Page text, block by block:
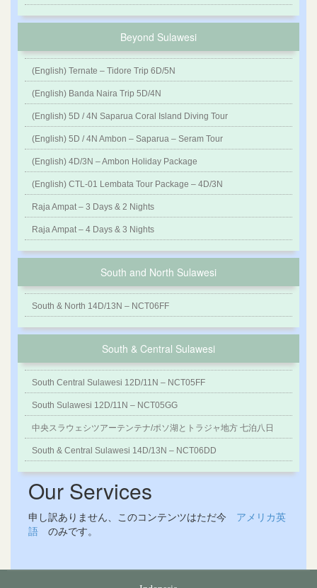
Beyond Sulawesi
(English) Ternate – Tidore Trip 6D/5N
(English) Banda Naira Trip 5D/4N
(English) 5D / 4N Saparua Coral Island Diving Tour
(English) 5D / 4N Ambon – Saparua – Seram Tour
(English) 4D/3N – Ambon Holiday Package
(English) CTL-01 Lembata Tour Package – 4D/3N
Raja Ampat – 3 Days & 2 Nights
Raja Ampat – 4 Days & 3 Nights
South and North Sulawesi
South & North 14D/13N – NCT06FF
South & Central Sulawesi
South Central Sulawesi 12D/11N – NCT05FF
South Sulawesi 12D/11N – NCT05GG
中央スラウェシツアーテンテナ/ポソ湖とトラジャ地方 七泊八日
South & Central Sulawesi 14D/13N – NCT06DD
Our Services
申し訳ありません、このコンテンツはただ今 アメリカ英
語 のみです。